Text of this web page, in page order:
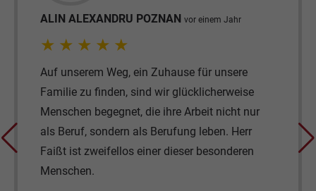
vor einem Jahr
Zuhause für unsere
wir glücklicherweise
die ihre Arbeit nicht nur
Berufung leben. Herr
dieser besonderen
LARA WEND
Wir können Herrn
Von Anfang an hat
unterstützt. Er war
erreichbar und hat